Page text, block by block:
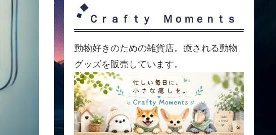
Ｃｒａｆｔｙ Ｍｏｍｅｎｔｓ
動物好きのための雑貨店。癒される動物
グッズを販売しています。